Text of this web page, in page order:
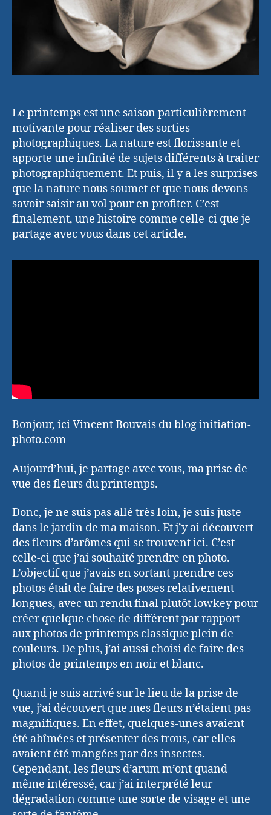
Le printemps est une saison particulièrement
motivante pour réaliser des sorties
photographiques. La nature est florissante et
apporte une infinité de sujets différents à traiter
photographiquement. Et puis, il y a les surprises
que la nature nous soumet et que nous devons
savoir saisir au vol pour en profiter. C’est
finalement, une histoire comme celle-ci que je
partage avec vous dans cet article.
Bonjour, ici Vincent Bouvais du blog initiation-
photo.com
Aujourd’hui, je partage avec vous, ma prise de
vue des fleurs du printemps.
Donc, je ne suis pas allé très loin, je suis juste
dans le jardin de ma maison. Et j’y ai découvert
des fleurs d’arômes qui se trouvent ici. C’est
celle-ci que j’ai souhaité prendre en photo.
L’objectif que j’avais en sortant prendre ces
photos était de faire des poses relativement
longues, avec un rendu final plutôt lowkey pour
créer quelque chose de différent par rapport
aux photos de printemps classique plein de
couleurs. De plus, j’ai aussi choisi de faire des
photos de printemps en noir et blanc.
Quand je suis arrivé sur le lieu de la prise de
vue, j’ai découvert que mes fleurs n’étaient pas
magnifiques. En effet, quelques-unes avaient
été abîmées et présenter des trous, car elles
avaient été mangées par des insectes.
Cependant, les fleurs d’arum m’ont quand
même intéressé, car j’ai interprété leur
dégradation comme une sorte de visage et une